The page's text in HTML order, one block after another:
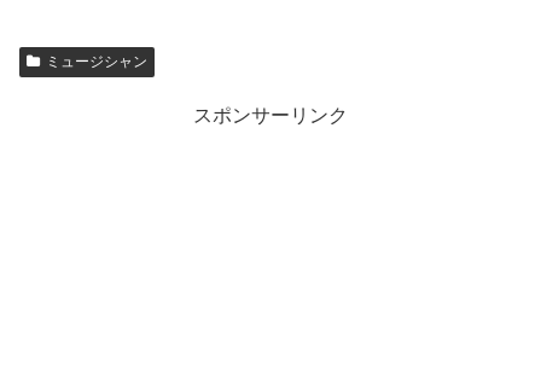
ミュージシャン
スポンサーリンク